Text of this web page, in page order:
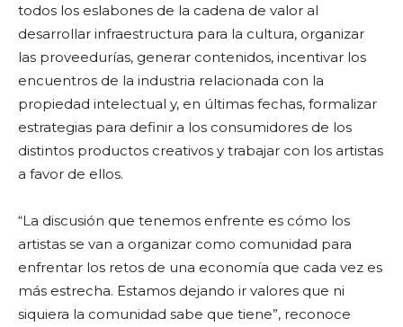
todos los eslabones de la cadena de valor al
desarrollar infraestructura para la cultura, organizar
las proveedurías, generar contenidos, incentivar los
encuentros de la industria relacionada con la
propiedad intelectual y, en últimas fechas, formalizar
estrategias para definir a los consumidores de los
distintos productos creativos y trabajar con los artistas
a favor de ellos.
“La discusión que tenemos enfrente es cómo los
artistas se van a organizar como comunidad para
enfrentar los retos de una economía que cada vez es
más estrecha. Estamos dejando ir valores que ni
siquiera la comunidad sabe que tiene”, reconoce